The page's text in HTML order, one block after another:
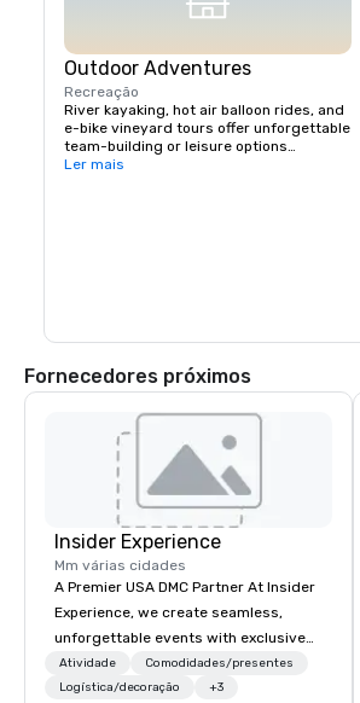
Outdoor Adventures
Recreação
River kayaking, hot air balloon rides, and
e-bike vineyard tours offer unforgettable
team-building or leisure options
Ler mais
Fornecedores próximos
Insider Experience
Mm várias cidades
A Premier USA DMC Partner At Insider
Experience, we create seamless,
unforgettable events with exclusive
access to premium venues, world-
class entertainment, and VIP sporting
Atividade
Comodidades/presentes
Logística/decoração
+3